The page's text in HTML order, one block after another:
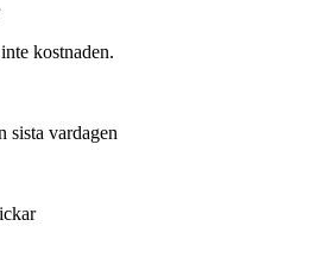
kostnaden.
sista vardagen